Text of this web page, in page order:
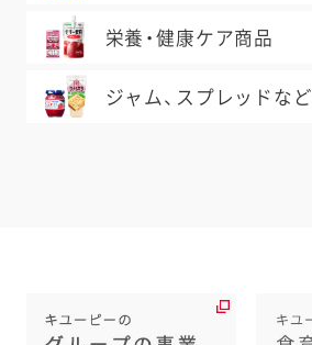
栄養・健康ケア商品
ジャム、スプレッドなど